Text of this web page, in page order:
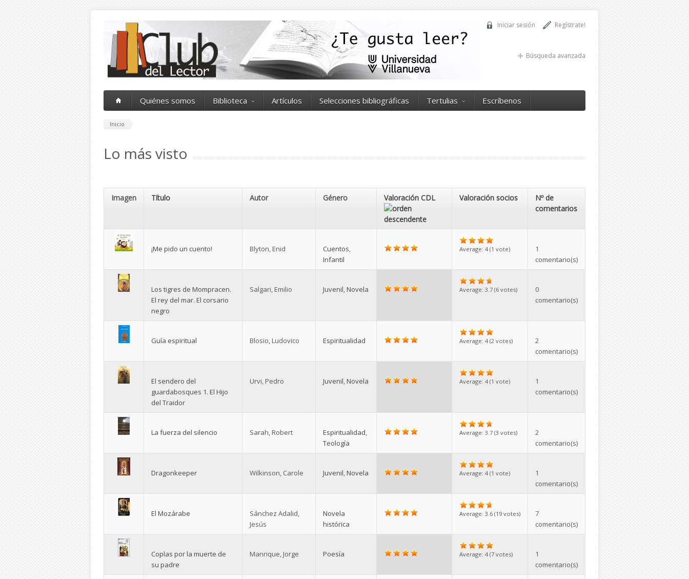
Regístrate!
Iniciar sesión
Búsqueda avanzada
Quiénes somos Biblioteca Artículos Selecciones bibliográficas Tertulias Escríbenos
Inicio
Lo más visto
Imagen Título Autor Género Valoración CDL Valoración socios
Nº de
comentarios
¡Me pido un cuento! Blyton, Enid Cuentos
Infantil
Average: 4 (1 vote)
1
comentario(s)
Los tigres de Mompracen.
El rey del mar. El corsario
negro
Salgari, Emilio Juvenil Novela Average: 3.7 (6 votes)
0
comentario(s)
Guía espiritual Blosio, Ludovico Espiritualidad Average: 4 (2 votes)
2
comentario(s)
El sendero del
guardabosques 1. El Hijo
del Traidor
Urvi, Pedro Juvenil Novela Average: 4 (1 vote)
1
comentario(s)
La fuerza del silencio Sarah, Robert Espiritualidad
Teología
Average: 3.7 (3 votes)
2
comentario(s)
Dragonkeeper Wilkinson, Carole Juvenil Novela Average: 4 (1 vote)
1
comentario(s)
El Mozárabe
Sánchez Adalid,
Jesús
Novela
histórica
Average: 3.6 (19 votes)
7
comentario(s)
Coplas por la muerte de
su padre
Manrique, Jorge Poesía Average: 4 (7 votes)
1
comentario(s)